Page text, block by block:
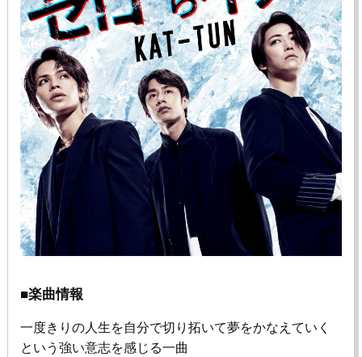
■楽曲情報
一度きりの人生を自分で切り拓いて夢をかなえていく
という強い意志を感じる一曲